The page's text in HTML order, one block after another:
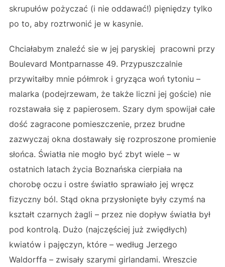
skrupułów pożyczać (i nie oddawać!) pięniędzy tylko
po to, aby roztrwonić je w kasynie.
Chciałabym znaleźć sie w jej paryskiej pracowni przy
Boulevard Montparnasse 49. Przypuszczalnie
przywitałby mnie półmrok i gryząca woń tytoniu –
malarka (podejrzewam, że także liczni jej goście) nie
rozstawała się z papierosem. Szary dym spowijał całe
dość zagracone pomieszczenie, przez brudne
zazwyczaj okna dostawały się rozproszone promienie
słońca. Światła nie mogło być zbyt wiele – w
ostatnich latach życia Boznańska cierpiała na
chorobę oczu i ostre światło sprawiało jej wręcz
fizyczny ból. Stąd okna przysłonięte były czymś na
kształt czarnych żagli – przez nie dopływ światła był
pod kontrolą. Dużo (najczęściej już zwiędłych)
kwiatów i pajęczyn, które – według Jerzego
Waldorffa – zwisały szarymi girlandami. Wreszcie